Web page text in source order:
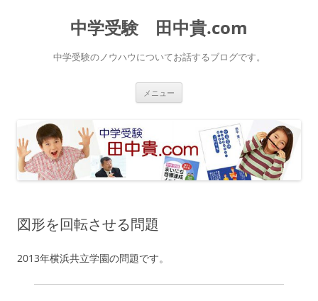
中学受験 田中貴.com
中学受験のノウハウについてお話するブログです。
メニュー
ス
キ
ッ
プ
図形を回転させる問題
2013年横浜共立学園の問題です。